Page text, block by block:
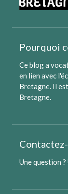
Pourquoi
Ce blog a
en lien avec
Bretagne. Il
Bretagne.
Une question